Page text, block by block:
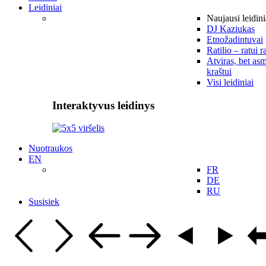
Leidiniai
Naujausi
DJ Kaziukas
Etnožadintuvai
Ratilio – ratui
Atviras, bet
kraštui
Visi leidiniai
Interaktyvus leidinys
Nuotraukos
EN
FR
DE
RU
Susisiek